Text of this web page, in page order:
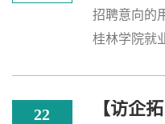
招聘意向的
桂林学院就
22